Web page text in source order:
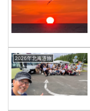
2026年北海道旅